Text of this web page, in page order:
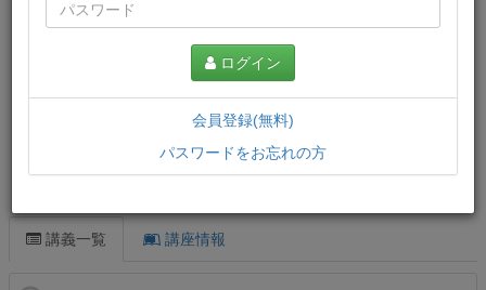
講義一覧 講座情報
ログイン
会員登録(無料)
パスワードをお忘れの方